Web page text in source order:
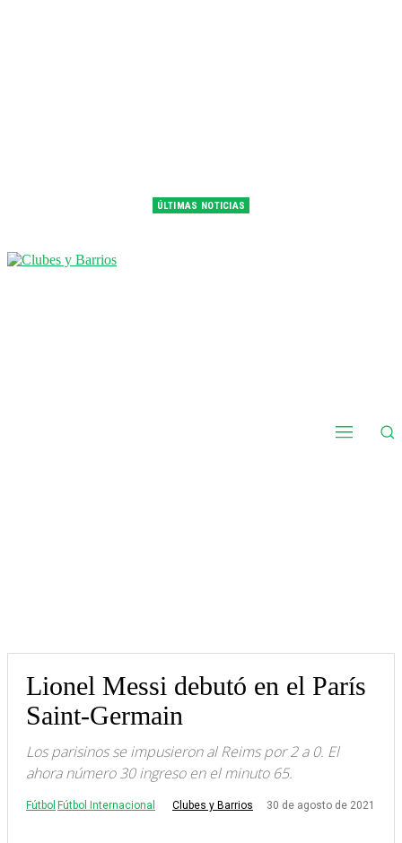
ÚLTIMAS NOTICIAS
Lionel Messi debutó en el París
Saint-Germain
Los parisinos se impusieron al Reims por 2 a 0. El
ahora número 30 ingreso en el minuto 65.
Fútbol Fútbol Internacional Clubes y Barrios 30 de agosto de 2021